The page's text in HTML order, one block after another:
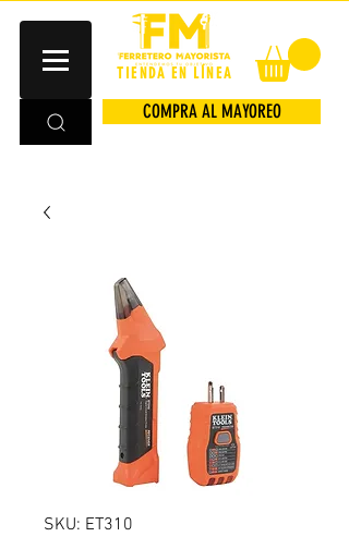
TIENDA EN LÍNEA
COMPRA AL MAYOREO
SKU: ET310